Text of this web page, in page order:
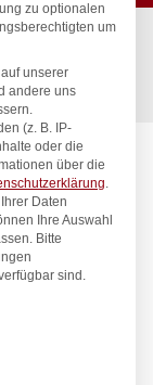
Suchen
⌀140x(H)70mm
zu optionalen
um
unserer
andere uns
(z. B. IP-
oder die
über die
.
Daten
Ihre Auswahl
Bitte
sind.
eine